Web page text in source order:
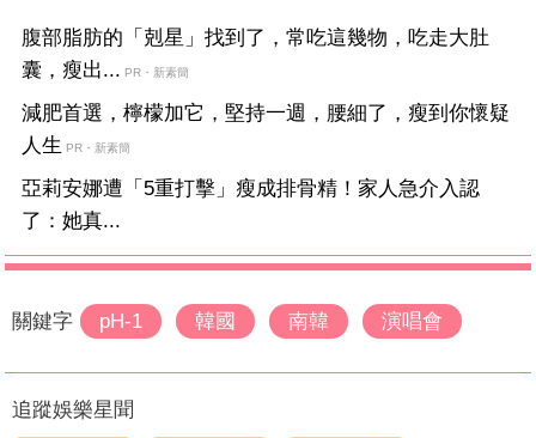
腹部脂肪的「剋星」找到了，常吃這幾物，吃走大肚
囊，瘦出... PR・新素簡
減肥首選，檸檬加它，堅持一週，腰細了，瘦到你懷疑
人生 PR・新素簡
亞莉安娜遭「5重打擊」瘦成排骨精！家人急介入認
了：她真...
關鍵字 pH-1 韓國 南韓 演唱會
追蹤娛樂星聞